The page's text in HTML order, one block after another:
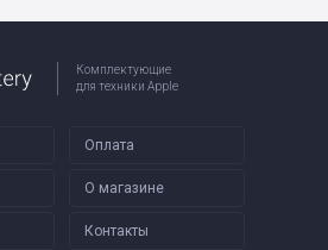
Комплектующие
для техники Apple
Оплата
О магазине
Контакты